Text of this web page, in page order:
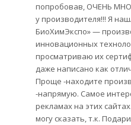
попробовав, ОЧЕНЬ
у производителя!!! Я
БиоХимЭкспо» —
инновационных
просматриваю их
даже написано как
Проще -находите
-напрямую. Самое
рекламах на этих
могу сказать, т.к.